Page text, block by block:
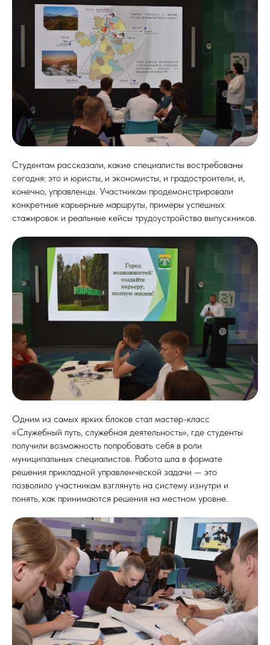
Студентам рассказали, какие специалисты востребованы
сегодня: это и юристы, и экономисты, и градостроители, и,
конечно, управленцы. Участникам продемонстрировали
конкретные карьерные маршруты, примеры успешных
стажировок и реальные кейсы трудоустройства выпускников.
Одним из самых ярких блоков стал мастер-класс
«Служебный путь, служебная деятельность», где студенты
получили возможность попробовать себя в роли
муниципальных специалистов. Работа шла в формате
решения прикладной управленческой задачи — это
позволило участникам взглянуть на систему изнутри и
понять, как принимаются решения на местном уровне.